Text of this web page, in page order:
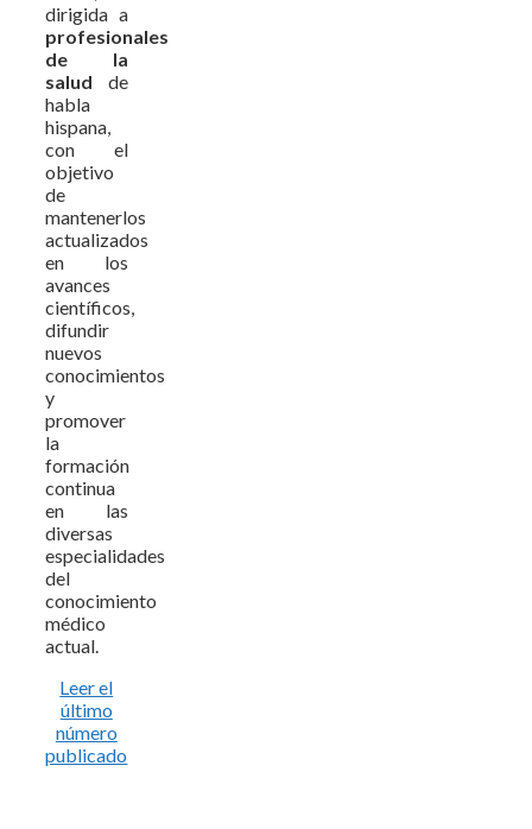
dirigida a
profesionales
de la
salud de
habla
hispana,
con el
objetivo
de
mantenerlos
actualizados
en los
avances
científicos,
difundir
nuevos
conocimientos
y
promover
la
formación
continua
en las
diversas
especialidades
del
conocimiento
médico
actual.
Leer el
último
número
publicado